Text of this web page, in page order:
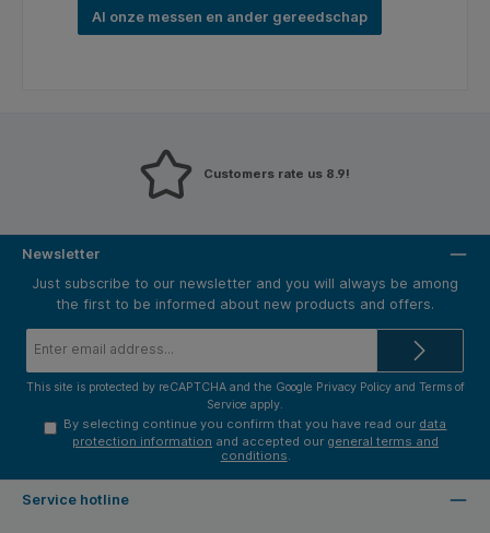
Al onze messen en ander gereedschap
Customers rate us 8.9!
Newsletter
Just subscribe to our newsletter and you will always be among
the first to be informed about new products and offers.
This site is protected by reCAPTCHA and the Google Privacy Policyand Terms of
Service apply.
By selecting continue you confirm that you have read our data
protection information and accepted our general terms and
conditions.
Service hotline